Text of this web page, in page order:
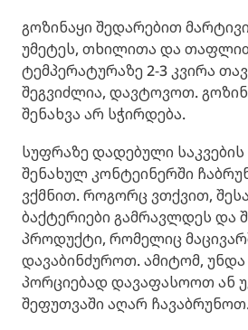
გოზინაყი შედარებით
უმეტეს, თხილითა და
ტემპერატურაზე 2-3 კვირა
შეგვიძლია, დავტოვოთ.
შენახვა არ სჭირდება.
სუფრაზე დადებული საკვების
შენახულ კონტეინერში
ვქმნით. როგორც ვთქვით,
ბაქტერიები გამრავლდეს და
პროდუქტი, რომელიც
დავაბინძუროთ. ამიტომ,
პორციებად დავაფასოოთ ან
შეფუთვაში აღარ